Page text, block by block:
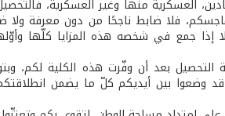
العسكرية منها وغير العسكرية،
فلا ضابط ناجحًا من دون معرفة ولا
إذا جمع في شخصه هذه المزايا كلّها
بعد أن وفّرت هذه الكلية لكم،
وضعوا بين أيديكم كلّ ما يضمن انطلاقتكم